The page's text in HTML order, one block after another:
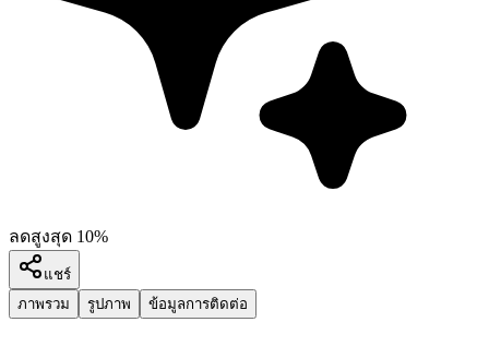
ลดสูงสุด 10%
แชร์
ภาพรวม
รูปภาพ ข้อมูลการติดต่อ